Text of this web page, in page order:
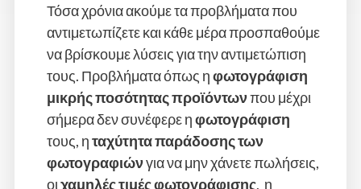
Τόσα χρόνια ακούμε τα προβλήματα που
αντιμετωπίζετε και κάθε μέρα προσπαθούμε
να βρίσκουμε λύσεις για την αντιμετώπιση
τους. Προβλήματα όπως ηφωτογράφιση
μικρής ποσότητας προϊόντωνπου μέχρι
σήμερα δεν συνέφερε ηφωτογράφιση
τους, ηταχύτητα παράδοσης των
φωτογραφιώνγια να μην χάνετε πωλήσεις,
οιχαμηλές τιμές φωτογράφισης, η